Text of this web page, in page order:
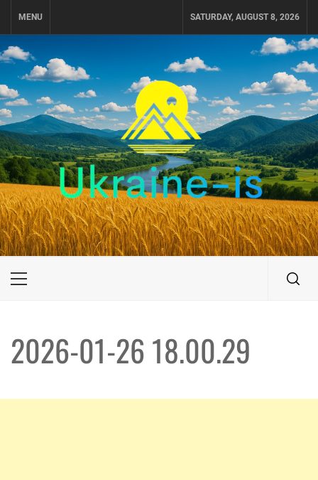
MENU SATURDAY, AUGUST 8, 2026
UKRAINE-IS
ПОДОРОЖI ПО УКРАЇНІ
Primary
2026-01-26 18.00.29